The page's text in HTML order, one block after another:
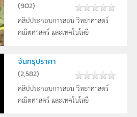
(902)
คลิปประกอบการสอน วิทยาศาสตร์
คณิตศาสตร์ และเทคโนโลยี
จันทรุปราคา
(2,582)
คลิปประกอบการสอน วิทยาศาสตร์
คณิตศาสตร์ และเทคโนโลยี